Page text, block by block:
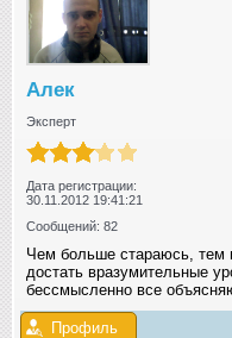
Алек
Эксперт
Дата регистрации:
30.11.2012 19:41:21
Сообщений: 82
Чем больше стараюсь, тем
достать вразумительные
бессмысленно все
Профиль